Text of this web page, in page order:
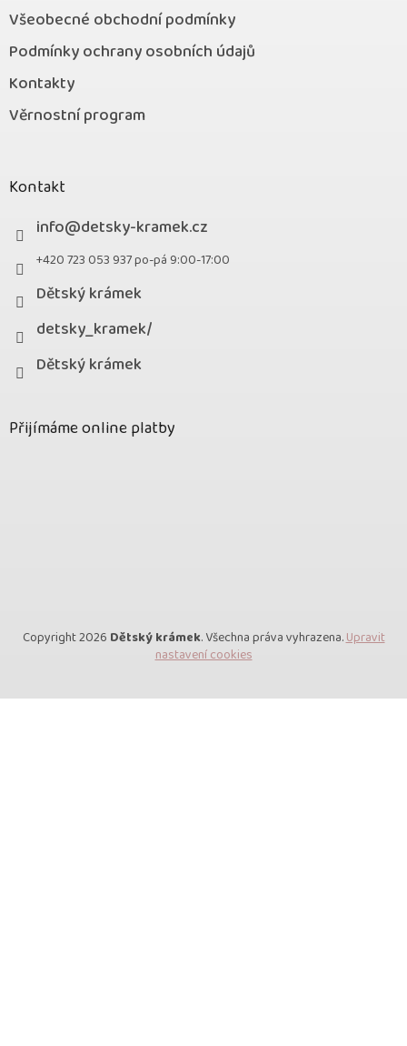
Všeobecné obchodní podmínky
Podmínky ochrany osobních údajů
Kontakty
Věrnostní program
Kontakt
info@detsky-kramek.cz
+420 723 053 937 po-pá 9:00-17:00
Dětský krámek
detsky_kramek/
Dětský krámek
Přijímáme online platby
Copyright 2026 Dětský krámek. Všechna práva vyhrazena.Upravit
nastavení cookies